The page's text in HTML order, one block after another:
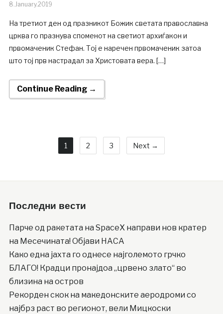
8.January.2019
На третиот ден од празникот Божик светата православна
црква го празнува споменот на светиот архиѓакон и
првомаченик Стефан. Тој е наречен првомаченик затоа
што тој прв настрадал за Христовата вера. […]
Continue Reading →
1 2 3 Next →
Последни вести
Парче од ракетата на SpaceX направи нов кратер
на Месечината! Објави НАСА
Како една јахта го однесе најголемото грчко
БЛАГО! Крадци пронајдоа „црвено злато“ во
близина на остров
Рекорден скок на македонските аеродроми со
најбрз раст во регионот, вели Мицкоски